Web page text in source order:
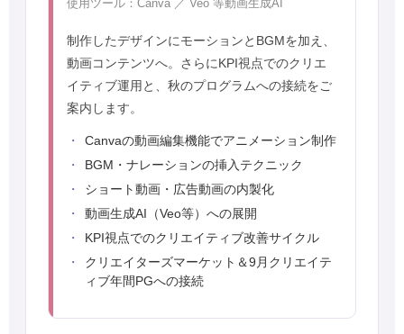
使用ツール：Canva ／ Veo 等動画生成AI
制作したデザインにモーションとBGMを加え、
動画コンテンツへ。さらにKPI視点でのクリエ
イティブ運用と、秋のプログラムへの接続をご
案内します。
Canvaの動画編集機能でアニメーション制作
BGM・ナレーションの挿入テクニック
ショート動画・広告動画の内製化
動画生成AI（Veo等）への展開
KPI視点でのクリエイティブ改善サイクル
クリエイターズマーケット＆9月クリエイテ
ィブ年間PGへの接続